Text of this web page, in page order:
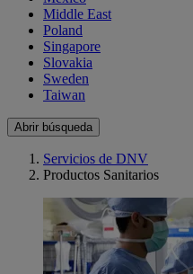
Middle East
Poland
Singapore
Slovakia
Sweden
Taiwan
Abrir búsqueda
Servicios de DNV
Productos Sanitarios